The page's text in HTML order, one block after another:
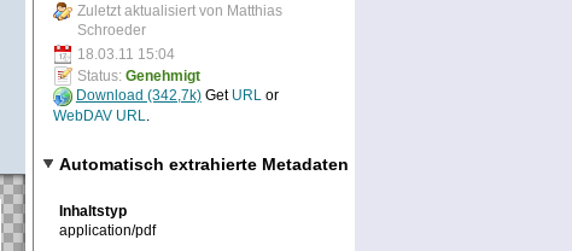
Zuletzt aktualisiert von Matthias
Schroeder
18.03.11 15:04
Status: Genehmigt
Download (342,7k) Get URL or
WebDAV URL
Automatisch extrahierte Metadaten
Inhaltstyp
application/pdf